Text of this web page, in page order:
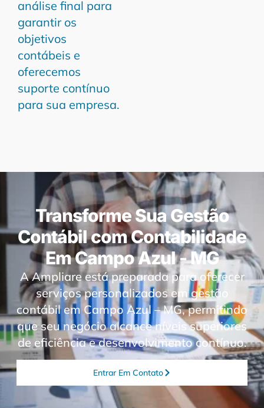
análise final para
garantir os
objetivos
contábeis e
oferecemos
suporte contínuo
para sua empresa.
Transforme Sua Gestão
Contábil com Contabilidade
Em Campo Azul - MG
A Ampliare está preparada para oferecer
serviços personalizados em gestão
contábil em Campo Azul – MG, permitindo
que seu negócio alcance níveis superiores
de eficiência e desenvolvimento contínuo.
Entrar Em Contato